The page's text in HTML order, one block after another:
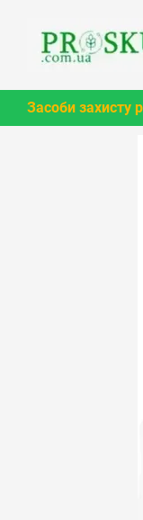
Засоби захисту